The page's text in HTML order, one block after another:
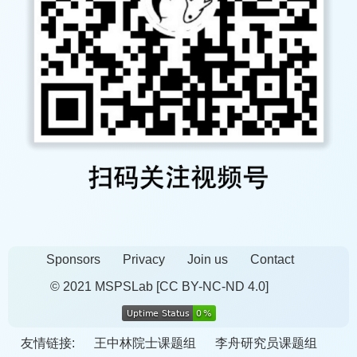
Sponsors Privacy Join us
Contact
© 2021 MSPSLab [CC BY-NC-ND 4.0]
友情链接: 王中林院士课题组 李舟研究员课题组